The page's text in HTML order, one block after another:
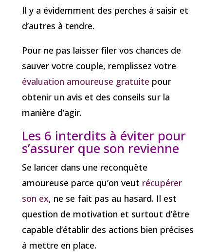
Il y a évidemment des perches à saisir et
d’autres à tendre.
Pour ne pas laisser filer vos chances de
sauver votre couple, remplissez votre
évaluation amoureuse gratuite pour
obtenir un avis et des conseils sur la
manière d’agir.
Les 6 interdits à éviter pour
s’assurer que son revienne
Se lancer dans une reconquête
amoureuse parce qu’on veut récupérer
son ex, ne se fait pas au hasard. Il est
question de motivation et surtout d’être
capable d’établir des actions bien précises
à mettre en place.